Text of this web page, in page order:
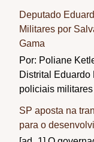
Deputado
Militares por
Gama
Por: Poliane
Distrital Eduardo
policiais
SP aposta na
para o